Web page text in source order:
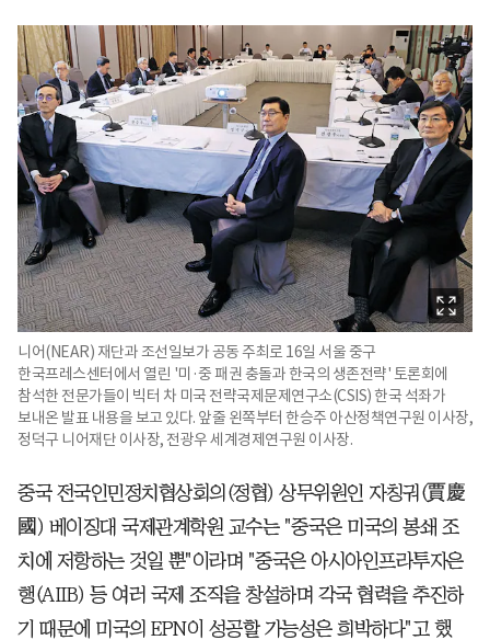
니어(NEAR) 재단과 조선일보가 공동 주최로 16일 서울 중구
한국프레스센터에서 열린 '미·중 패권 충돌과 한국의 생존전략' 토론회에
참석한 전문가들이 빅터 차 미국 전략국제문제연구소(CSIS) 한국 석좌가
보내온 발표 내용을 보고 있다. 앞줄 왼쪽부터 한승주 아산정책연구원 이사장,
정덕구 니어재단 이사장, 전광우 세계경제연구원 이사장.
중국 전국인민정치협상회의(정협) 상무위원인 자칭궈(賈慶
國) 베이징대 국제관계학원 교수는 "중국은 미국의 봉쇄 조
치에 저항하는 것일 뿐"이라며 "중국은 아시아인프라투자은
행(AIIB) 등 여러 국제 조직을 창설하며 각국 협력을 추진하
기 때문에 미국의 EPN이 성공할 가능성은 희박하다"고 했